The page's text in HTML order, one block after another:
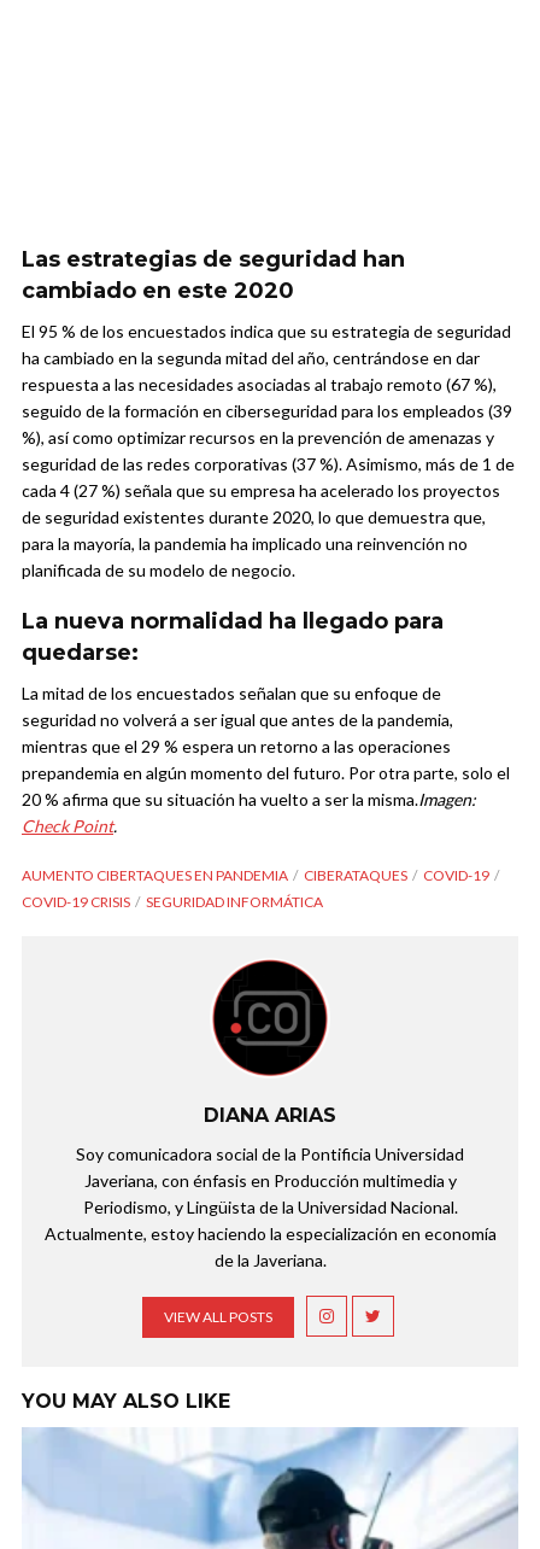
Las estrategias de seguridad han
cambiado en este 2020
El 95 % de los encuestados indica que su estrategia de seguridad
ha cambiado en la segunda mitad del año, centrándose en dar
respuesta a las necesidades asociadas al trabajo remoto (67 %),
seguido de la formación en ciberseguridad para los empleados (39
%), así como optimizar recursos en la prevención de amenazas y
seguridad de las redes corporativas (37 %). Asimismo, más de 1 de
cada 4 (27 %) señala que su empresa ha acelerado los proyectos
de seguridad existentes durante 2020, lo que demuestra que,
para la mayoría, la pandemia ha implicado una reinvención no
planificada de su modelo de negocio.
La nueva normalidad ha llegado para
quedarse:
La mitad de los encuestados señalan que su enfoque de
seguridad no volverá a ser igual que antes de la pandemia,
mientras que el 29 % espera un retorno a las operaciones
prepandemia en algún momento del futuro. Por otra parte, solo el
20 % afirma que su situación ha vuelto a ser la misma.Imagen:
Check Point.
AUMENTO CIBERTAQUES EN PANDEMIA CIBERATAQUES
COVID-19
COVID-19 CRISIS
SEGURIDAD INFORMÁTICA
DIANA ARIAS
Soy comunicadora social de la Pontificia Universidad
Javeriana, con énfasis en Producción multimedia y
Periodismo, y Lingüista de la Universidad Nacional.
Actualmente, estoy haciendo la especialización en economía
de la Javeriana.
VIEW ALL POSTS
YOU MAY ALSO LIKE